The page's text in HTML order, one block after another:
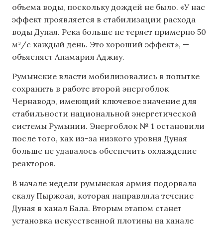
объема воды, поскольку дождей не было. «У нас
эффект проявляется в стабилизации расхода
воды Дуная. Река больше не теряет примерно 50
м³/с каждый день. Это хороший эффект», —
объясняет Анамария Аджиу.
Румынские власти мобилизовались в попытке
сохранить в работе второй энергоблок
Чернаводэ, имеющий ключевое значение для
стабильности национальной энергетической
системы Румынии. Энергоблок № 1 остановили
после того, как из-за низкого уровня Дуная
больше не удавалось обеспечить охлаждение
реакторов.
В начале недели румынская армия подорвала
скалу Пыржоая, которая направляла течение
Дуная в канал Бала. Вторым этапом станет
установка искусственной плотины на канале